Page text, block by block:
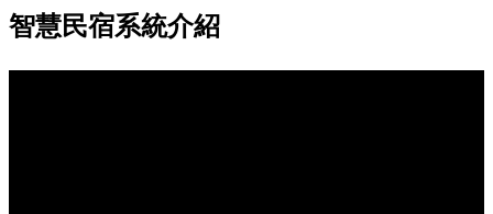
智慧民宿系統介紹